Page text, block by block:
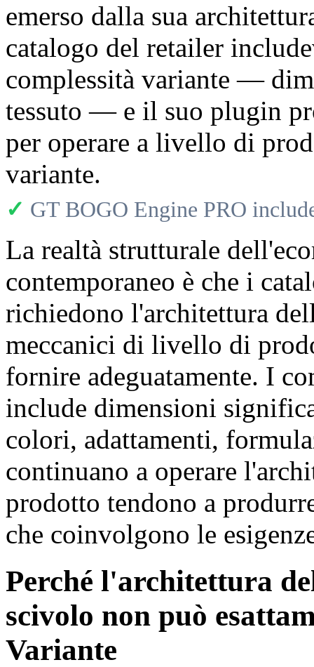
emerso dalla sua
catalogo del retailer
complessità variante —
tessuto — e il suo plugin
per operare a livello di
variante.
✓ GT BOGO Engine PRO
La realtà strutturale
contemporaneo è che i
richiedono l'architettura
meccanici di livello di
fornire adeguatamente. I
include dimensioni
colori, adattamenti,
continuano a operare
prodotto tendono a
che coinvolgono le
Perché l'architettura
scivolo non può
Variante